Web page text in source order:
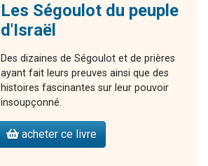
Les Ségoulot du peuple
d'Israël
Des dizaines de Ségoulot et de prières
ayant fait leurs preuves ainsi que des
histoires fascinantes sur leur pouvoir
insoupçonné.
acheter ce livre